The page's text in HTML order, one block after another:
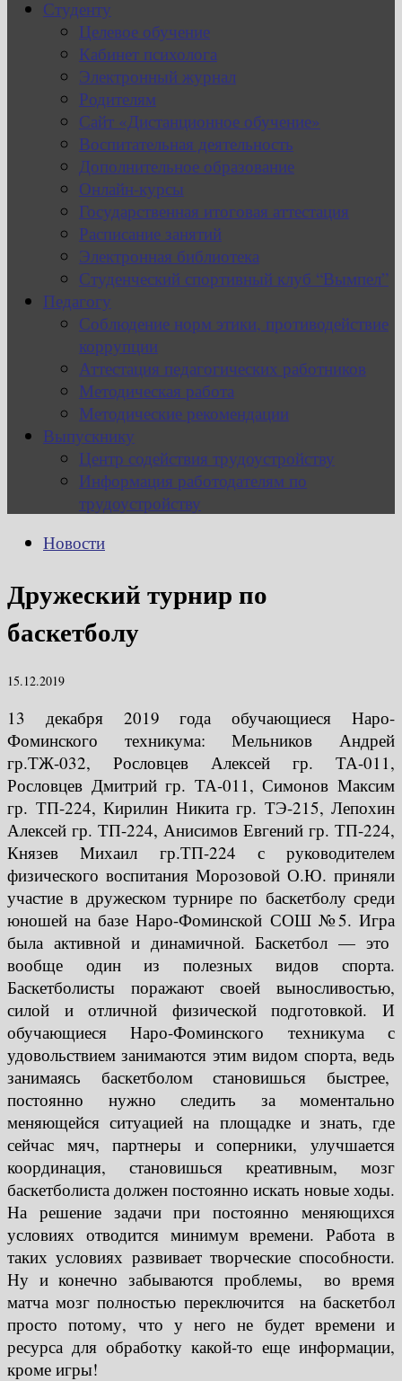
Студенту
Целевое обучение
Кабинет психолога
Электронный журнал
Родителям
Сайт «Дистанционное обучение»
Воспитательная деятельность
Дополнительное образование
Онлайн-курсы
Государственная итоговая аттестация
Расписание занятий
Электронная библиотека
Студенческий спортивный клуб “Вымпел”
Педагогу
Соблюдение норм этики, противодействие
коррупции
Аттестация педагогических работников
Методическая работа
Методические рекомендации
Выпускнику
Центр содействия трудоустройству
Информация работодателям по
трудоустройству
Новости
Дружеский турнир по
баскетболу
15.12.2019
13 декабря 2019 года обучающиеся Наро-
Фоминского техникума: Мельников Андрей
гр.ТЖ-032, Рословцев Алексей гр. ТА-011,
Рословцев Дмитрий гр. ТА-011, Симонов Максим
гр. ТП-224, Кирилин Никита гр. ТЭ-215, Лепохин
Алексей гр. ТП-224, Анисимов Евгений гр. ТП-224,
Князев Михаил гр.ТП-224 с руководителем
физического воспитания Морозовой О.Ю. приняли
участие в дружеском турнире по баскетболу среди
юношей на базе Наро-Фоминской СОШ №5. Игра
была активной и динамичной. Баскетбол — это
вообще один из полезных видов спорта.
Баскетболисты поражают своей выносливостью,
силой и отличной физической подготовкой. И
обучающиеся Наро-Фоминского техникума с
удовольствием занимаются этим видом спорта, ведь
занимаясь баскетболом становишься быстрее,
постоянно нужно следить за моментально
меняющейся ситуацией на площадке и знать, где
сейчас мяч, партнеры и соперники, улучшается
координация, становишься креативным, мозг
баскетболиста должен постоянно искать новые ходы.
На решение задачи при постоянно меняющихся
условиях отводится минимум времени. Работа в
таких условиях развивает творческие способности.
Ну и конечно забываются проблемы, во время
матча мозг полностью переключится на баскетбол
просто потому, что у него не будет времени и
ресурса для обработку какой-то еще информации,
кроме игры!